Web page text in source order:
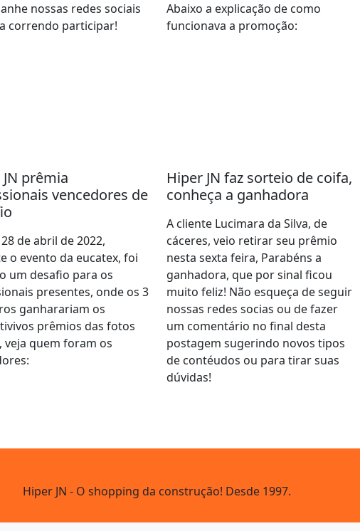
nossas redes sociais
correndo participar!
Abaixo a explicação de como
funcionava a promoção:
prêmia
vencedores de
de abril de 2022,
o evento da eucatex, foi
um desafio para os
presentes, onde os 3
ganharariam os
prêmios das fotos
veja quem foram os
Hiper JN faz sorteio de coifa,
conheça a ganhadora
A cliente Lucimara da Silva, de
cáceres, veio retirar seu prêmio
nesta sexta feira, Parabéns a
ganhadora, que por sinal ficou
muito feliz! Não esqueça de seguir
nossas redes socias ou de fazer
um comentário no final desta
postagem sugerindo novos tipos
de contéudos ou para tirar suas
dúvidas!
Hiper JN - O shopping da construção! Desde 1997.